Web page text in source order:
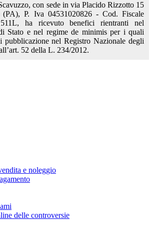
con sede in via Placido Rizzotto 15
(PA), P. Iva 04531020826 - Cod. Fiscale
ha ricevuto benefici rientranti nel
Stato e nel regime de minimis per i quali
pubblicazione nel Registro Nazionale degli
52 della L. 234/2012.
e noleggio
delle controversie